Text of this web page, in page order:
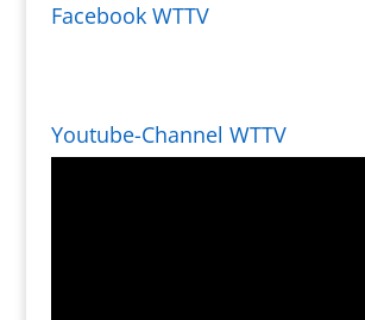
Facebook WTTV
Youtube-Channel WTTV